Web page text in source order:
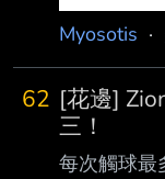
Myosotis ·
62 [花邊]
三！
每次觸球最